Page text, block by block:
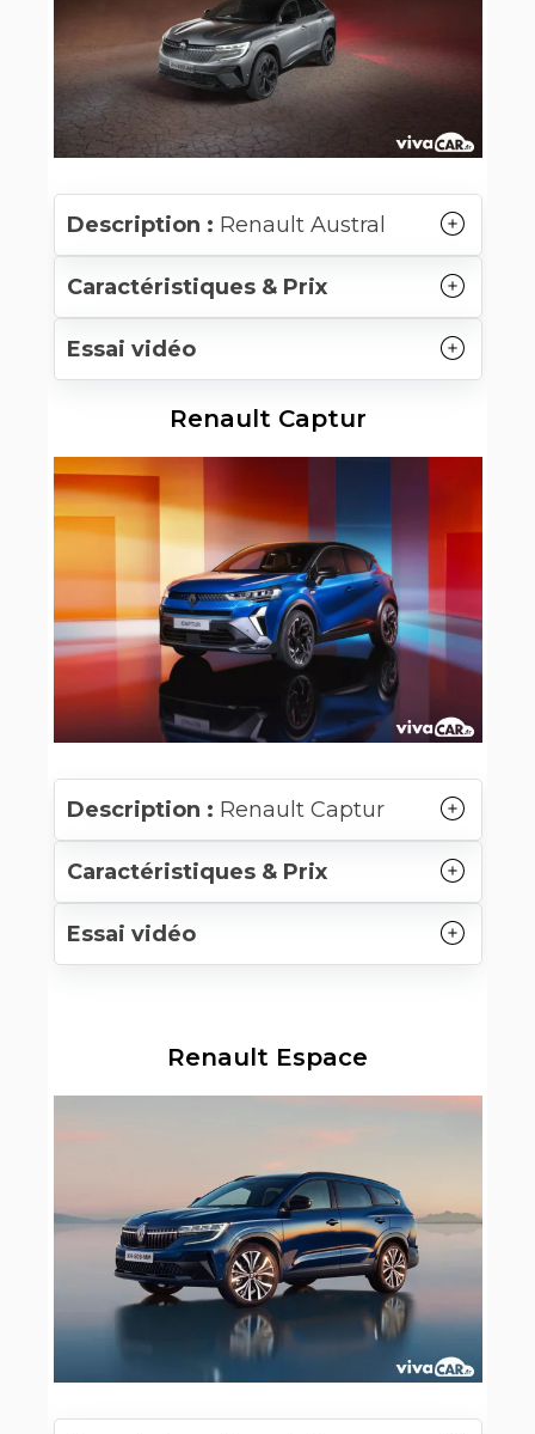
Description : Renault Austral
Caractéristiques & Prix
Essai vidéo
Renault Captur
Description : Renault Captur
Caractéristiques & Prix
Essai vidéo
Renault Espace